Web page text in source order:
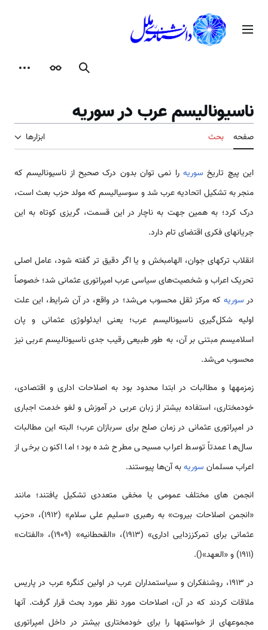
محتوامنوی اصلی
جستجوظاهر
ناسیونالیسم عرب در سوریه
صفحه بحث ابزارها
این پیچ تاریخ سوریه را نمی توان بدون درک صحیح از ناسیونالیسم که
منجر به تشکیل اتحادیه عرب شد و سوسیالیسم که مولد حزب بعث است،
درک کرد؛ به همین جهت به ناچار در این قسمت، گریزی کوتاه به این
جریانهای فکری اقتضای تام دارد.
انقلاب ترک­های جوان، الهام­بخش و یا اگر دقیق ­تر گفته شود، عامل اصلی
تحریک اعراب و شخصیت‌های سیاسی عرب امپراتوری عثمانی شد؛ خصوصاً
در سوریه که مرکز ثقل محسوب می‌شد؛ در واقع، در آن شرایط، این علت
اولیه شکل‌گیری ناسیونالیسم عرب؛ یعنی ایدئولوژی عثمانی و پان
اسلامیسم مبتنی بر آن، به طور طبیعی رقیب جدی ناسیونالیسم عربی نیز
محسوب می‌شد.
زمزمه­ها و مطالبات در ابتدا محدود بود به اصلاحات اداری و اقتصادی،
خودمختاری، استفاده بیشتر از زبان عربی در آموزش و لغو خدمت اجباری
در امپراتوری عثمانی در زمان صلح برای سربازان عرب؛ البته این مطالبات
سال‌ها عمدتاً توسط اعراب مسیحی مطرح شده بود؛ اما اکنون برخی از
اعراب مسلمان سوریهبه آن‌ها پیوستند.
انجمن های مختلف عمومی یا مخفی متعددی تشکیل یافتند؛ مانند
«انجمن اصلاحات بیروت» به رهبری «سلیم علی سلام» (1912)، «حزب
عثمانی برای تمرکززدایی اداری» (1913)، «القحطانیه» (1909)، «الفتات»
(1911) و «العهد»().
در 1913، روشنفکران و سیاستمداران عرب در اولین کنگره عرب در پاریس
ملاقات کردند که در آن، اصلاحات مورد نظر مورد بحث قرار گرفت. آنها
مجموعه­ای از خواسته­ها را برای خودمختاری بیشتر در داخل امپراتوری